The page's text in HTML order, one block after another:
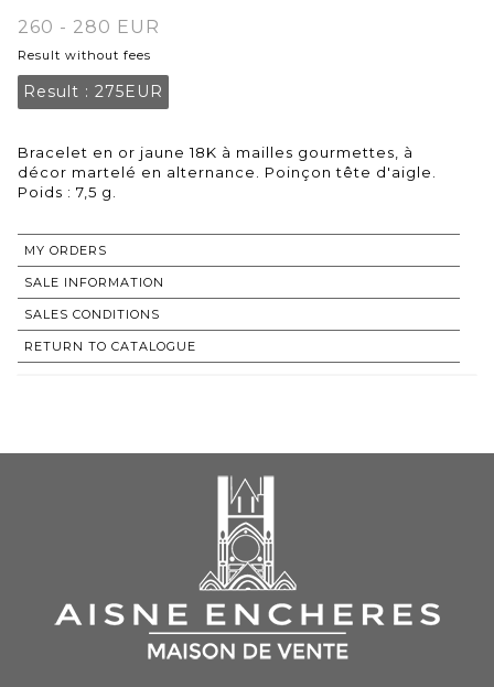
260 - 280 EUR
Result without fees
Result : 275EUR
Bracelet en or jaune 18K à mailles gourmettes, à
décor martelé en alternance. Poinçon tête d'aigle.
Poids : 7,5 g.
MY ORDERS
SALE INFORMATION
SALES CONDITIONS
RETURN TO CATALOGUE